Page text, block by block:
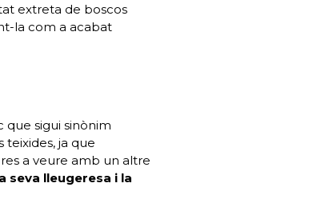
extreta de boscos
la com a acabat
sigui sinònim
teixides, ja que
a veure amb un altre
seva lleugeresa i la